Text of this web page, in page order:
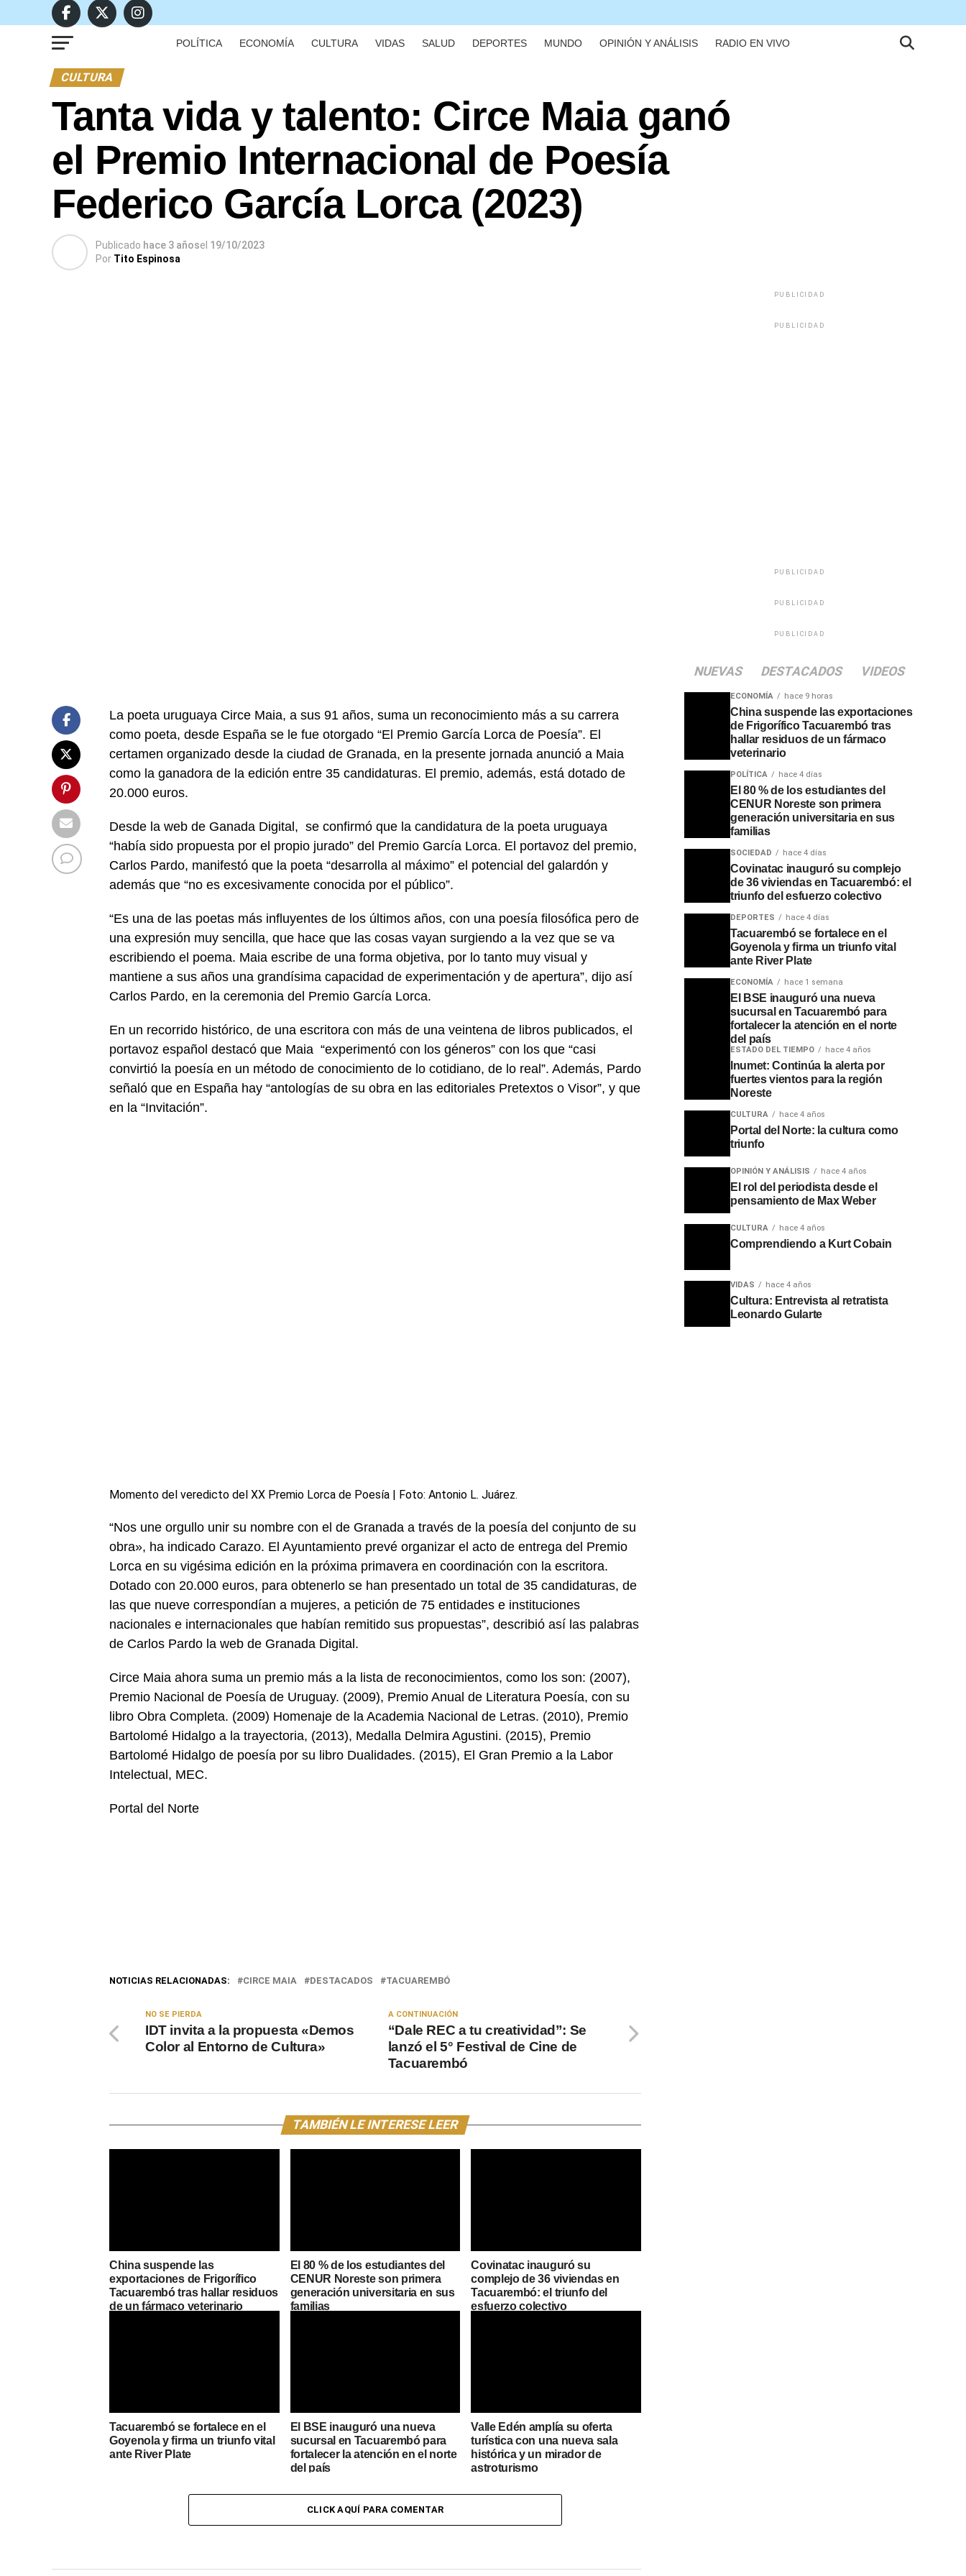
POLÍTICA ECONOMÍA CULTURA VIDAS SALUD DEPORTES MUNDO OPINIÓN Y ANÁLISIS RADIO EN VIVO
CULTURA
Tanta vida y talento: Circe Maia ganó
el Premio Internacional de Poesía
Federico García Lorca (2023)
Publicado hace 3 añosel 19/10/2023
Por Tito Espinosa
La poeta uruguaya Circe Maia, a sus 91 años, suma un reconocimiento más a su carrera
como poeta, desde España se le fue otorgado “El Premio García Lorca de Poesía”. El
certamen organizado desde la ciudad de Granada, en la presente jornada anunció a Maia
como la ganadora de la edición entre 35 candidaturas. El premio, además, está dotado de
20.000 euros.
Desde la web de Ganada Digital, se confirmó que la candidatura de la poeta uruguaya
“había sido propuesta por el propio jurado” del Premio García Lorca. El portavoz del premio,
Carlos Pardo, manifestó que la poeta “desarrolla al máximo” el potencial del galardón y
además que “no es excesivamente conocida por el público”.
“Es una de las poetas más influyentes de los últimos años, con una poesía filosófica pero de
una expresión muy sencilla, que hace que las cosas vayan surgiendo a la vez que se va
escribiendo el poema. Maia escribe de una forma objetiva, por lo tanto muy visual y
mantiene a sus años una grandísima capacidad de experimentación y de apertura”, dijo así
Carlos Pardo, en la ceremonia del Premio García Lorca.
En un recorrido histórico, de una escritora con más de una veintena de libros publicados, el
portavoz español destacó que Maia “experimentó con los géneros” con los que “casi
convirtió la poesía en un método de conocimiento de lo cotidiano, de lo real”. Además, Pardo
señaló que en España hay “antologías de su obra en las editoriales Pretextos o Visor”, y que
en la “Invitación”.
Momento del veredicto del XX Premio Lorca de Poesía | Foto: Antonio L. Juárez.
“Nos une orgullo unir su nombre con el de Granada a través de la poesía del conjunto de su
obra», ha indicado Carazo. El Ayuntamiento prevé organizar el acto de entrega del Premio
Lorca en su vigésima edición en la próxima primavera en coordinación con la escritora.
Dotado con 20.000 euros, para obtenerlo se han presentado un total de 35 candidaturas, de
las que nueve correspondían a mujeres, a petición de 75 entidades e instituciones
nacionales e internacionales que habían remitido sus propuestas”, describió así las palabras
de Carlos Pardo la web de Granada Digital.
Circe Maia ahora suma un premio más a la lista de reconocimientos, como los son: (2007),
Premio Nacional de Poesía de Uruguay. (2009), Premio Anual de Literatura Poesía, con su
libro Obra Completa. (2009) Homenaje de la Academia Nacional de Letras. (2010), Premio
Bartolomé Hidalgo a la trayectoria, (2013), Medalla Delmira Agustini. (2015), Premio
Bartolomé Hidalgo de poesía por su libro Dualidades. (2015), El Gran Premio a la Labor
Intelectual, MEC.
Portal del Norte
NOTICIAS RELACIONADAS: CIRCE MAIA DESTACADOS TACUAREMBÓ
A CONTINUACIÓN
“Dale REC a tu creatividad”: Se
lanzó el 5° Festival de Cine de
Tacuarembó
NO SE PIERDA
IDT invita a la propuesta «Demos
Color al Entorno de Cultura»
TAMBIÉN LE INTERESE LEER
China suspende las
exportaciones de Frigorífico
Tacuarembó tras hallar residuos
de un fármaco veterinario
El 80 % de los estudiantes del
CENUR Noreste son primera
generación universitaria en sus
familias
Covinatac inauguró su
complejo de 36 viviendas en
Tacuarembó: el triunfo del
esfuerzo colectivo
Tacuarembó se fortalece en el
Goyenola y firma un triunfo vital
ante River Plate
El BSE inauguró una nueva
sucursal en Tacuarembó para
fortalecer la atención en el norte
del país
Valle Edén amplía su oferta
turística con una nueva sala
histórica y un mirador de
astroturismo
CLICK AQUÍ PARA COMENTAR
PUBLICIDAD
PUBLICIDAD
PUBLICIDAD
PUBLICIDAD
PUBLICIDAD
NUEVAS DESTACADOS VIDEOS
ECONOMÍA hace 9 horas
China suspende las exportaciones
de Frigorífico Tacuarembó tras
hallar residuos de un fármaco
veterinario
POLÍTICA hace 4 días
El 80 % de los estudiantes del
CENUR Noreste son primera
generación universitaria en sus
familias
SOCIEDAD hace 4 días
Covinatac inauguró su complejo
de 36 viviendas en Tacuarembó: el
triunfo del esfuerzo colectivo
DEPORTES hace 4 días
Tacuarembó se fortalece en el
Goyenola y firma un triunfo vital
ante River Plate
ECONOMÍA hace 1 semana
El BSE inauguró una nueva
sucursal en Tacuarembó para
fortalecer la atención en el norte
del país
ESTADO DEL TIEMPO hace 4 años
Inumet: Continúa la alerta por
fuertes vientos para la región
Noreste
CULTURA hace 4 años
Portal del Norte: la cultura como
triunfo
OPINIÓN Y ANÁLISIS hace 4 años
El rol del periodista desde el
pensamiento de Max Weber
CULTURA hace 4 años
Comprendiendo a Kurt Cobain
VIDAS hace 4 años
Cultura: Entrevista al retratista
Leonardo Gularte